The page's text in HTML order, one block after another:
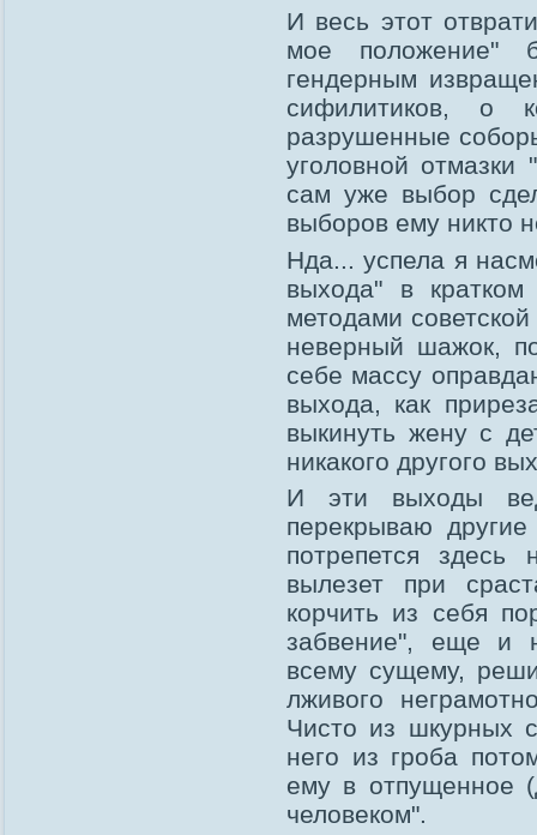
И весь этот
мое положение"
гендерным
сифилитиков, о
разрушенные
уголовной
сам уже выбор
выборов ему никто
Нда... успела я
выхода" в
методами
неверный шажок,
себе массу
выхода, как
выкинуть жену с
никакого другого
И эти выходы
перекрываю
потрепется
вылезет при
корчить из себя
забвение", еще и
всему сущему,
лживого
Чисто из шкурных
него из гроба
ему в отпущенное
человеком".